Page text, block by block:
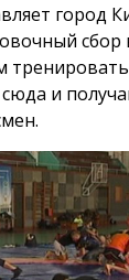
город
сбор
и